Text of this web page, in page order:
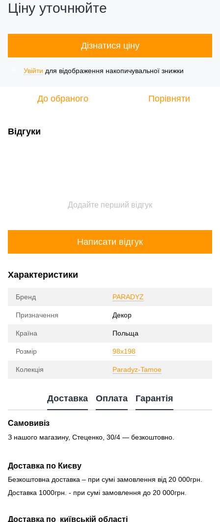
Ціну уточнюйте
Дізнатися ціну
Увійти для відображення накопичувальної знижки
До обраного Порівняти
Відгуки
Додайте перший відгук
Написати відгук
Характеристики
Бренд PARADYZ
Призначення Декор
Країна Польща
Розмір 98x198
Колекція Paradyz-Tamoe
Доставка Оплата Гарантія
Самовивіз
З нашого магазину, Стеценко, 30/4 — безкоштовно.
Доставка по Києву
Безкоштовна доставка – при сумі замовлення від 20 000грн.
Доставка 1000грн. - при сумі замовлення до 20 000грн.
Доставка по київській області